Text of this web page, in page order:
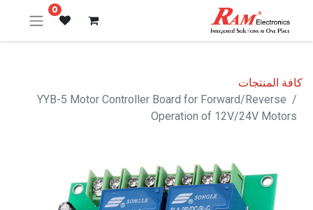
0
كافة المنتجات
YYB-5 Motor Controller Board for Forward/Reverse
Operation of 12V/24V Motors